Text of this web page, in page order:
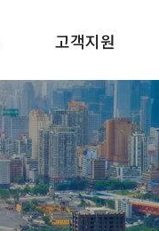
고객지원
공지사항
공사의뢰
Q&A
자유게시판